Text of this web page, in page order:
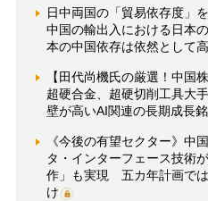
日中両国の「貿易依存度」
中国の輸出入における日本
本の中国依存は依然として
【田代尚機氏の厳選！中国
超硬合金、超硬切削工具大
壁が高いAI関連の長期成長
《今後の有望セクター》中
タ・インターフェース技術
作」も実現 五カ年計画で
け